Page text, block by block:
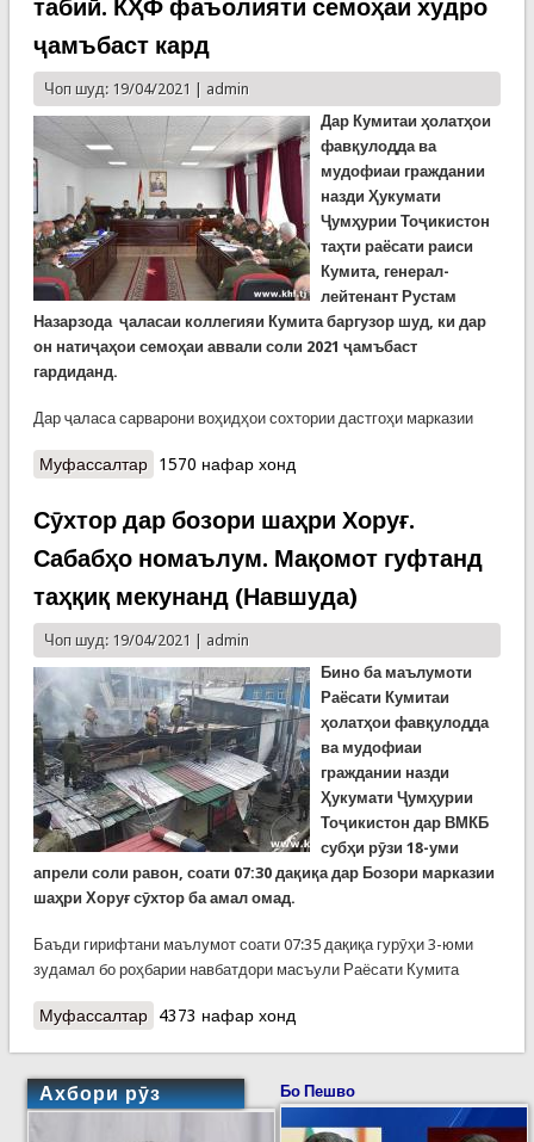
табиӣ. КҲФ фаъолияти семоҳаи худро
ҷамъбаст кард
Чоп шуд: 19/04/2021 | admin
Дар Кумитаи ҳолатҳои
фавқулодда ва
мудофиаи граждании
назди Ҳукумати
Ҷумҳурии Тоҷикистон
таҳти раёсати раиси
Кумита, генерал-
лейтенант Рустам
Назарзода ҷаласаи коллегияи Кумита баргузор шуд, ки дар
он натиҷаҳои семоҳаи аввали соли 2021 ҷамъбаст
гардиданд.
Дар ҷаласа сарварони воҳидҳои сохтории дастгоҳи марказии
Муфассалтаро 223 ҳолати фавқулодаи се моҳи охир ва
фаъолияти семоҳаи худро ҷамъбаст кард
1570 нафар хонд
Сӯхтор дар бозори шаҳри Хоруғ.
Сабабҳо номаълум. Мақомот гуфтанд
таҳқиқ мекунанд (Навшуда)
Чоп шуд: 19/04/2021 | admin
Бино ба маълумоти
Раёсати Кумитаи
ҳолатҳои фавқулодда
ва мудофиаи
граждании назди
Ҳукумати Ҷумҳурии
Тоҷикистон дар ВМКБ
субҳи рӯзи 18-уми
апрели соли равон, соати 07:30 дақиқа дарБозори марказии
шаҳри Хоруғ сӯхторба амал омад.
Баъди гирифтани маълумот соати 07:35 дақиқа гурӯҳи 3-юми
зудамал бо роҳбарии навбатдори масъули Раёсати Кумита
Муфассалтаро Сӯхтор дар бозори шаҳри Хоруғ. Сабабҳо
4373 нафар хонд
Ахбори рӯз Бо Пешво